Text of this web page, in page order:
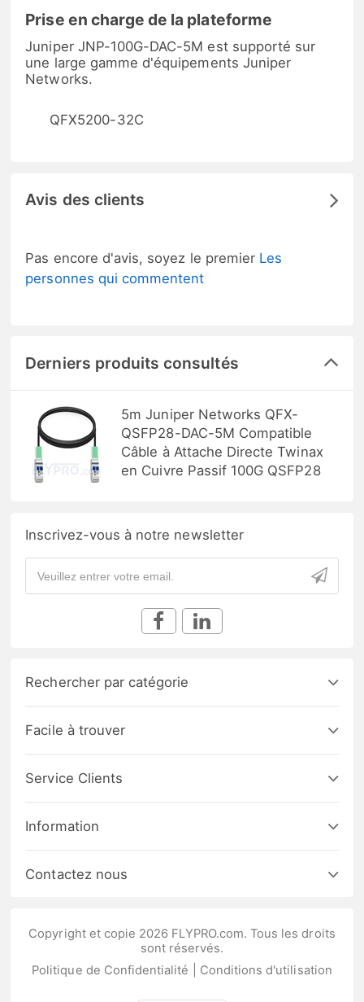
Prise en charge de la plateforme
Juniper JNP-100G-DAC-5M est supporté sur
une large gamme d'équipements Juniper
Networks.
QFX5200-32C
Avis des clients
Pas encore d'avis, soyez le premier Les
personnes qui commentent
Derniers produits consultés
5m Juniper Networks QFX-
QSFP28-DAC-5M Compatible
Câble à Attache Directe Twinax
en Cuivre Passif 100G QSFP28
Inscrivez-vous à notre newsletter
Rechercher par catégorie
Facile à trouver
Service Clients
Information
Contactez nous
Copyright et copie 2026 FLYPRO.com. Tous les droits
sont réservés.
Politique de Confidentialité
Conditions d'utilisation